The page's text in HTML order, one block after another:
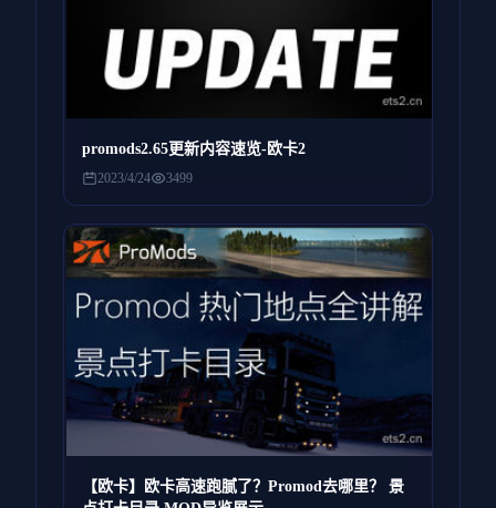
promods2.65更新内容速览-欧卡2
2023/4/24 3499
【欧卡】欧卡高速跑腻了？Promod去哪里？ 景